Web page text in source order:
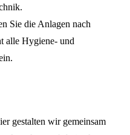
Sie die Anlagen nach
alle Hygiene- und
gestalten wir gemeinsam